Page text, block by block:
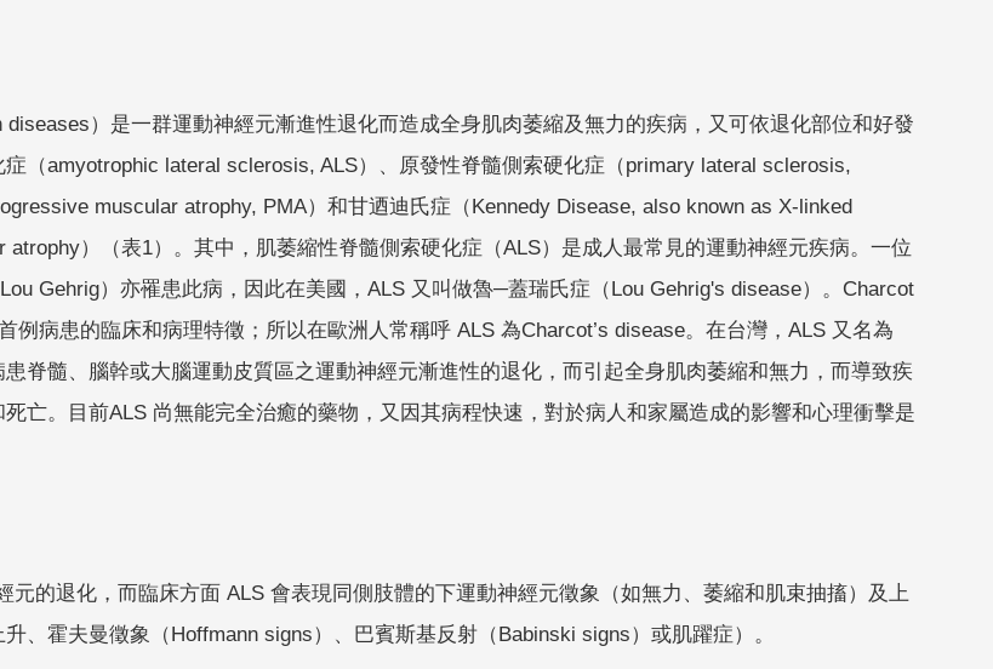
）是一群運動神經元漸進性退化而造成全身肌肉萎縮及無力的疾病，又可依退化部位和好發
（amyotrophic lateral sclerosis, ALS）、原發性脊髓側索硬化症（primary lateral sclerosis,
muscular atrophy, PMA）和甘迺迪氏症（Kennedy Disease, also known as X-linked
atrophy）（表1）。其中，肌萎縮性脊髓側索硬化症（ALS）是成人最常見的運動神經元疾病。一位
Gehrig）亦罹患此病，因此在美國，ALS 又叫做魯─蓋瑞氏症（Lou Gehrig's disease）。Charcot
例病患的臨床和病理特徵；所以在歐洲人常稱呼 ALS 為Charcot’s disease。在台灣，ALS 又名為
患脊髓、腦幹或大腦運動皮質區之運動神經元漸進性的退化，而引起全身肌肉萎縮和無力，而導致疾
亡。目前ALS 尚無能完全治癒的藥物，又因其病程快速，對於病人和家屬造成的影響和心理衝擊是
元的退化，而臨床方面 ALS 會表現同側肢體的下運動神經元徵象（如無力、萎縮和肌束抽搐）及上
、霍夫曼徵象（Hoffmann signs）、巴賓斯基反射（Babinski signs）或肌躍症）。